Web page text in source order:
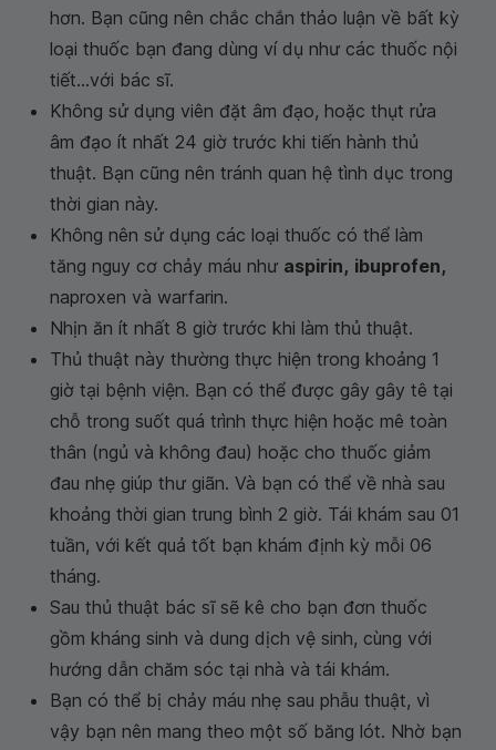
hơn. Bạn cũng nên chắc chắn thảo luận về bất kỳ
loại thuốc bạn đang dùng ví dụ như các thuốc nội
tiết...với bác sĩ.
Không sử dụng viên đặt âm đạo, hoặc thụt rửa
âm đạo ít nhất 24 giờ trước khi tiến hành thủ
thuật. Bạn cũng nên tránh quan hệ tình dục trong
thời gian này.
Không nên sử dụng các loại thuốc có thể làm
tăng nguy cơ chảy máu như aspirin, ibuprofen,
naproxen và warfarin.
Nhịn ăn ít nhất 8 giờ trước khi làm thủ thuật.
Thủ thuật này thường thực hiện trong khoảng 1
giờ tại bệnh viện. Bạn có thể được gây gây tê tại
chỗ trong suốt quá trình thực hiện hoặc mê toàn
thân (ngủ và không đau) hoặc cho thuốc giảm
đau nhẹ giúp thư giãn. Và bạn có thể về nhà sau
khoảng thời gian trung bình 2 giờ. Tái khám sau 01
tuần, với kết quả tốt bạn khám định kỳ mỗi 06
tháng.
Sau thủ thuật bác sĩ sẽ kê cho bạn đơn thuốc
gồm kháng sinh và dung dịch vệ sinh, cùng với
hướng dẫn chăm sóc tại nhà và tái khám.
Bạn có thể bị chảy máu nhẹ sau phẫu thuật, vì
vậy bạn nên mang theo một số băng lót. Nhờ bạn